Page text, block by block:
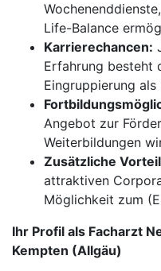
Life-Balance
Karrierechancen:
Erfahrung besteht
Eingruppierung
Angebot zur
Weiterbildungen
Zusätzliche
attraktiven
Möglichkeit zum
Ihr Profil als Facharzt
Kempten (Allgäu)